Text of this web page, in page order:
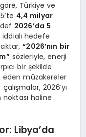
Türkiye ve
4,4 milyar
2026’da 5
iddialı hedefe
“2026’nın bir
sözleriyle, enerji
bir şekilde
eden müzakereler
2026’yı
haline
Libya’da